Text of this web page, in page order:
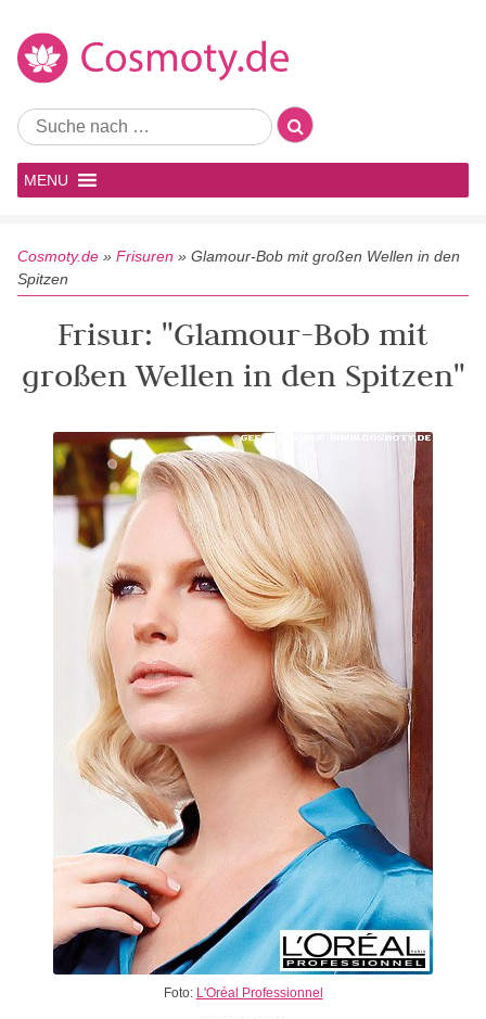
MENU
Cosmoty.de » Frisuren » Glamour-Bob mit großen Wellen in den
Spitzen
Frisur: "Glamour-Bob mit
großen Wellen in den Spitzen"
Foto: L'Oréal Professionnel